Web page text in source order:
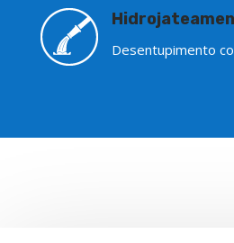
Desentupimento